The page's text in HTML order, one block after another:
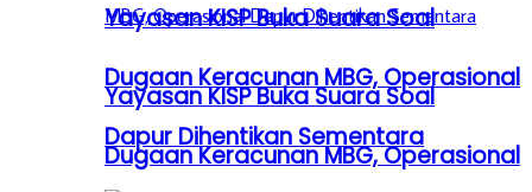
Yayasan KISP Buka Suara Soal
Dugaan Keracunan MBG, Operasional
Dapur Dihentikan Sementara
Yayasan KISP Buka Suara Soal
Dugaan Keracunan MBG, Operasional